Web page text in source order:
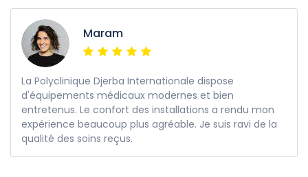
Maram
La Polyclinique Djerba Internationale dispose
d'équipements médicaux modernes et bien
entretenus. Le confort des installations a rendu mon
expérience beaucoup plus agréable. Je suis ravi de la
qualité des soins reçus.